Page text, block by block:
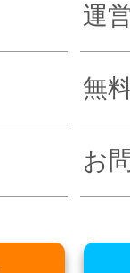
運
無
お